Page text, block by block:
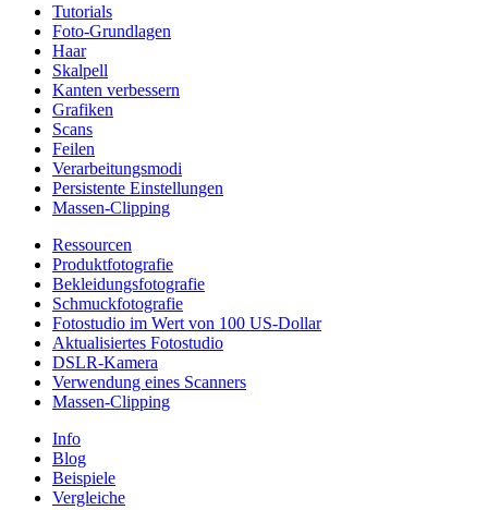
Tutorials
Foto-Grundlagen
Haar
Skalpell
Kanten verbessern
Grafiken
Scans
Feilen
Verarbeitungsmodi
Persistente Einstellungen
Massen-Clipping
Ressourcen
Produktfotografie
Bekleidungsfotografie
Schmuckfotografie
Fotostudio im Wert von 100 US-Dollar
Aktualisiertes Fotostudio
DSLR-Kamera
Verwendung eines Scanners
Massen-Clipping
Info
Blog
Beispiele
Vergleiche